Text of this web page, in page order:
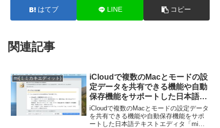
はてブ LINE コピー
関連記事
mi(ミミカキエディット)
iCloudで複数のMacとモードの設
定データを共有できる機能や自動
保存機能をサポートした日本語テ
キストエディタ「mi 3.0.5b」がリ
リース。
iCloudで複数のMacとモードの設定データ
を共有できる機能や自動保存機能をサポ
ートした日本語テキストエディタ「mi